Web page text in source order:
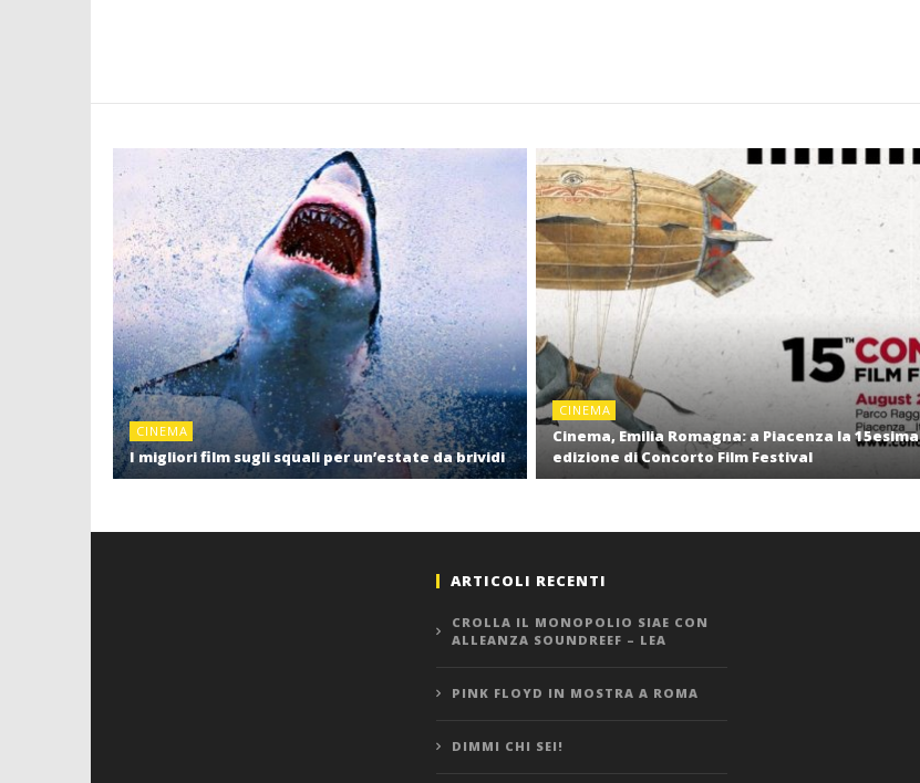
CINEMA
I migliori film sugli squali per un’estate da brividi
CINEMA
Cinema, Emilia Romagna: a Piacenza la 15esima
edizione di Concorto Film Festival
ARTICOLI RECENTI
CROLLA IL MONOPOLIO SIAE CON
ALLEANZA SOUNDREEF – LEA
PINK FLOYD IN MOSTRA A ROMA
DIMMI CHI SEI!